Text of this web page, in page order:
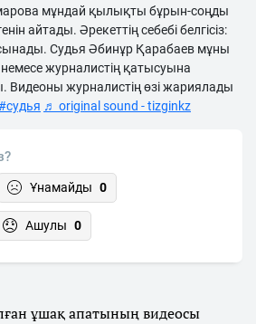
мұндай қылықты бұрын-соңды
айтады. Әрекеттің себебі белгісіз:
Судья Әбинұр Қарабаев мұны
журналистің қатысуына
Видеоны журналистің өзі жариялады
♬ original sound - tizginkz
Ұнамайды 0
Ашулы 0
ұшақ апатының видеосы